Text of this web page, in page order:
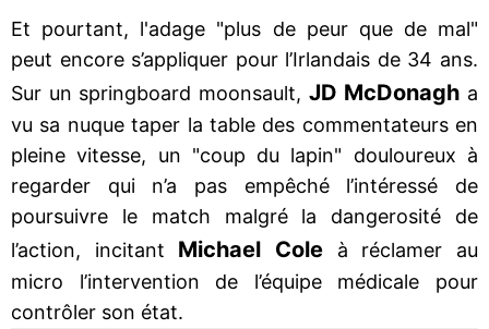
Et pourtant, l'adage "plus de peur que de mal"
peut encore s’appliquer pour l’Irlandais de 34 ans.
Sur un springboard moonsault, JD McDonagh a
vu sa nuque taper la table des commentateurs en
pleine vitesse, un "coup du lapin" douloureux à
regarder qui n’a pas empêché l’intéressé de
poursuivre le match malgré la dangerosité de
l’action, incitant Michael Cole à réclamer au
micro l’intervention de l’équipe médicale pour
contrôler son état.